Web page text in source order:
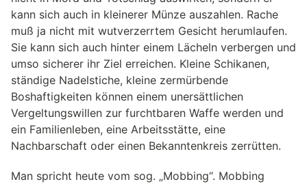
kann sich auch in kleinerer Münze auszahlen. Rache
muß ja nicht mit wutverzerrtem Gesicht herumlaufen.
Sie kann sich auch hinter einem Lächeln verbergen und
umso sicherer ihr Ziel erreichen. Kleine Schikanen,
ständige Nadelstiche, kleine zermürbende
Boshaftigkeiten können einem unersättlichen
Vergeltungswillen zur furchtbaren Waffe werden und
ein Familienleben, eine Arbeitsstätte, eine
Nachbarschaft oder einen Bekanntenkreis zerrütten.
Man spricht heute vom sog. „Mobbing“. Mobbing